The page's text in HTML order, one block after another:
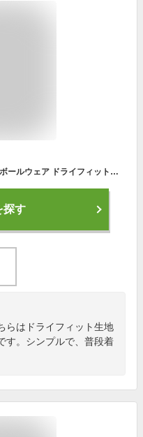
ナイキ（NIKE）（メンズ）バスケットボールウェア ドライフィット スウッシュ半袖Tシャツ DR7643-010
探す
らはドライフィット生地
す。シンプルで、普段着